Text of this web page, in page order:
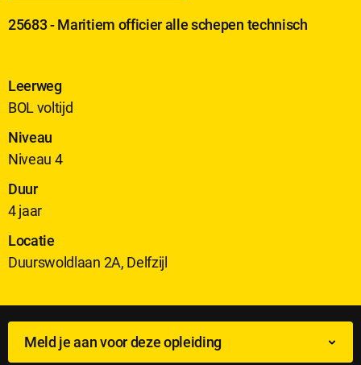
25683 - Maritiem officier alle schepen technisch
Leerweg
BOL voltijd
Niveau
Niveau 4
Duur
4 jaar
Locatie
Duurswoldlaan 2A, Delfzijl
Meld je aan voor deze opleiding